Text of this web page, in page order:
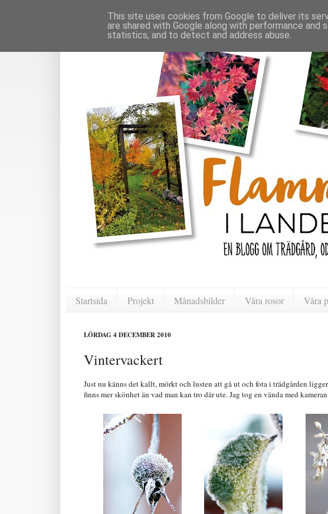
Startsida Projekt Månadsbilder Våra rosor Våra
LÖRDAG 4 DECEMBER 2010
Vintervackert
Just nu känns det kallt, mörkt och lusten att gå ut och fota i trädgården
finns mer skönhet än vad man kan tro där ute. Jag tog en vända med
This site uses cookies from Google to deliver its
are shared with Google along with performance
statistics, and to detect and address abuse.